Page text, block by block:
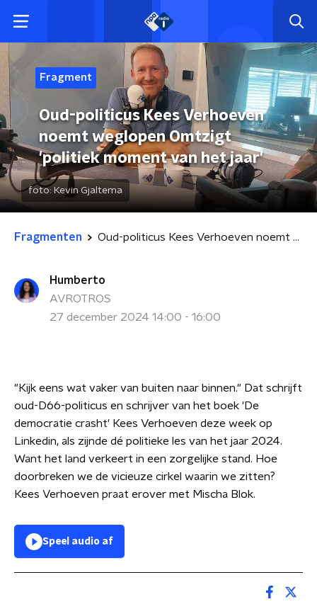
Fragment
Oud-politicus Kees Verhoeven
noemt weglopen Omtzigt
'politiek moment van het jaar'
foto: Kevin Gjaltema
Fragmenten Oud-politicus Kees Verhoeven noemt weglopen Omtzigt 'politiek moment van het jaar'
Humberto
AVROTROS
27 december 2024 14:00 - 16:00
"Kijk eens wat vaker van buiten naar binnen." Dat schrijft
oud-D66-politicus en schrijver van het boek 'De
democratie crasht' Kees Verhoeven deze week op
Linkedin, als zijnde dé politieke les van het jaar 2024.
Want het land verkeert in een zorgelijke stand. Hoe
doorbreken we de vicieuze cirkel waarin we zitten?
Kees Verhoeven praat erover met Mischa Blok.
Speel audio af